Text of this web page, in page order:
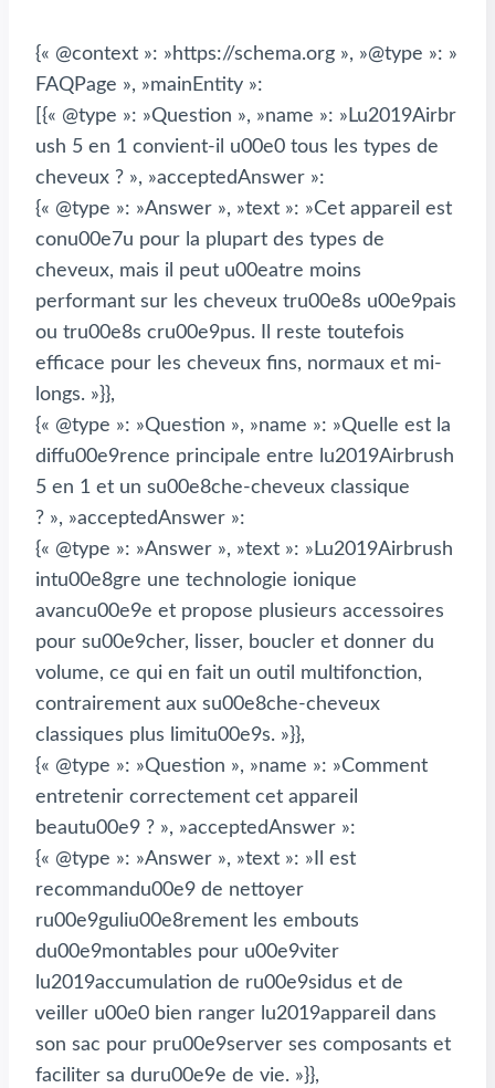
{« @context »: »https://schema.org », »@type »: »
FAQPage », »mainEntity »:
[{« @type »: »Question », »name »: »Lu2019Airbr
ush 5 en 1 convient-il u00e0 tous les types de
cheveux ? », »acceptedAnswer »:
{« @type »: »Answer », »text »: »Cet appareil est
conu00e7u pour la plupart des types de
cheveux, mais il peut u00eatre moins
performant sur les cheveux tru00e8s u00e9pais
ou tru00e8s cru00e9pus. Il reste toutefois
efficace pour les cheveux fins, normaux et mi-
longs. »}},
{« @type »: »Question », »name »: »Quelle est la
diffu00e9rence principale entre lu2019Airbrush
5 en 1 et un su00e8che-cheveux classique
? », »acceptedAnswer »:
{« @type »: »Answer », »text »: »Lu2019Airbrush
intu00e8gre une technologie ionique
avancu00e9e et propose plusieurs accessoires
pour su00e9cher, lisser, boucler et donner du
volume, ce qui en fait un outil multifonction,
contrairement aux su00e8che-cheveux
classiques plus limitu00e9s. »}},
{« @type »: »Question », »name »: »Comment
entretenir correctement cet appareil
beautu00e9 ? », »acceptedAnswer »:
{« @type »: »Answer », »text »: »Il est
recommandu00e9 de nettoyer
ru00e9guliu00e8rement les embouts
du00e9montables pour u00e9viter
lu2019accumulation de ru00e9sidus et de
veiller u00e0 bien ranger lu2019appareil dans
son sac pour pru00e9server ses composants et
faciliter sa duru00e9e de vie. »}},